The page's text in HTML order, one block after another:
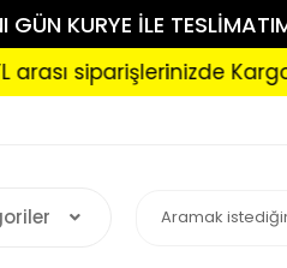
GÜN KURYE İLE
Kargo 99.90